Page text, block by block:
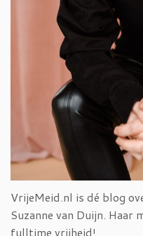
VrijeMeid.nl is dé blog
Suzanne van Duijn.
fulltime vrijheid!